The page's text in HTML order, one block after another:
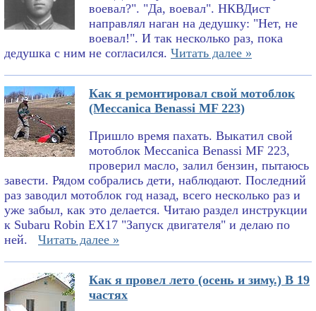
воевал?". "Да, воевал". НКВДист
направлял наган на дедушку: "Нет, не
воевал!". И так несколько раз, пока
дедушка с ним не согласился. Читать далее »
Как я ремонтировал свой мотоблок
(Meccanica Benassi MF 223)
Пришло время пахать. Выкатил свой
мотоблок Meccanica Benassi MF 223,
проверил масло, залил бензин, пытаюсь
завести. Рядом собрались дети, наблюдают. Последний
раз заводил мотоблок год назад, всего несколько раз и
уже забыл, как это делается. Читаю раздел инструкции
к Subaru Robin EX17 "Запуск двигателя" и делаю по
ней.
Читать далее »
Как я провел лето (осень и зиму.) В 19
частях